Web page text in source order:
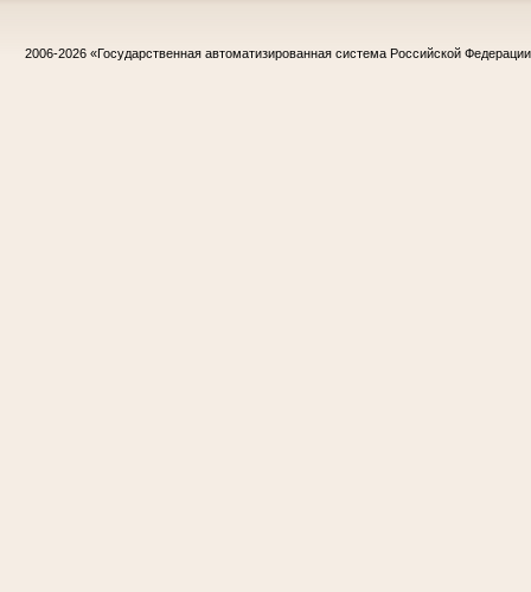
2006-2026 «Государственная автоматизированная система Российской